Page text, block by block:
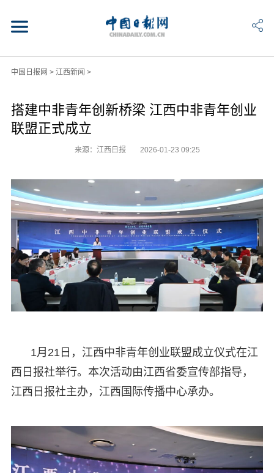
中国日报网 > 江西新闻 >
搭建中非青年创新桥梁 江西中非青年创业
联盟正式成立
来源：江西日报 2026-01-23 09:25
1月21日，江西中非青年创业联盟成立仪式在江
西日报社举行。本次活动由江西省委宣传部指导，
江西日报社主办，江西国际传播中心承办。